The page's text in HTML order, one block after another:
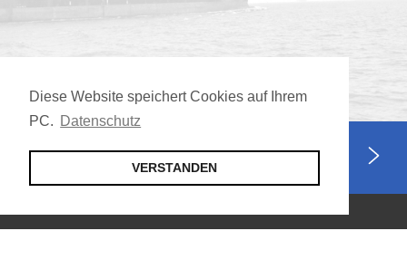
Diese Website speichert Cookies auf Ihrem
PC. Datenschutz
VERSTANDEN
Jetzt Mitglied werden